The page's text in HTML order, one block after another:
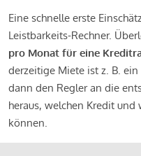
Eine schnelle erste
Leistbarkeits-Rechner.
pro Monat für eine
derzeitige Miete ist z. B.
dann den Regler an die
heraus, welchen Kredit und
können.